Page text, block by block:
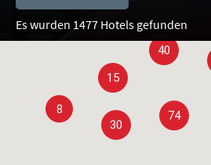
Es wurden 1477 Hotels gefunden
10
30
40
8 74
15